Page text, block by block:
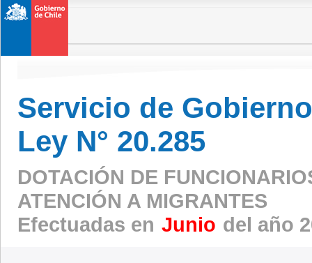
Servicio de
Ley N° 20.285
DOTACIÓN DE
ATENCIÓN A MIGRANTES
Efectuadas en Junio del año